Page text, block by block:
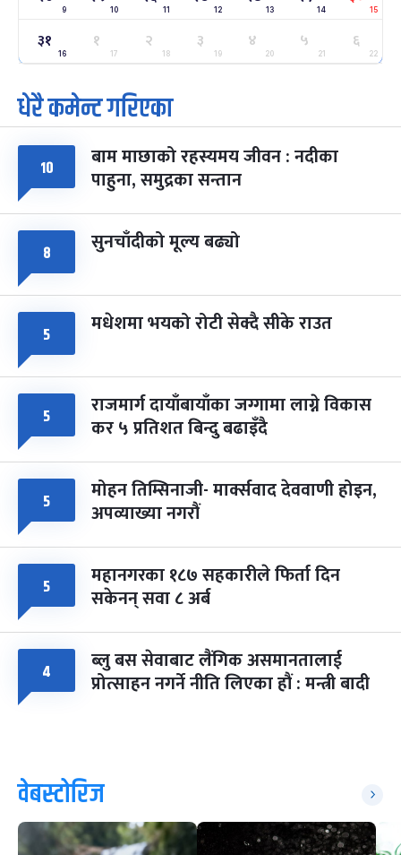
२५
मंगल
ग्याल्पो ल्होसार
फाल्गुन २५, २०८३ Mar 9, 2027
७ महिना बाँकी
७
आइत
पूर्णिमा व्रत
चैत्र ७, २०८३-Mar 21, 2027
८ फागुपूर्णिमा
चैत्र ८, २०८३-Mar 22, 2027
७ महिना बाँकी
9 10 11 12 13 14 15
३१
16
१
17
२
18
३
19
४
20
५
21
६
22
धेरै कमेन्ट गरिएका
१० बाम माछाको रहस्यमय जीवन : नदीका
पाहुना, समुद्रका सन्तान
८ सुनचाँदीको मूल्य बढ्यो
५ मधेशमा भयको रोटी सेक्दै सीके राउत
५ राजमार्ग दायाँबायाँका जग्गामा लाग्ने विकास
कर ५ प्रतिशत बिन्दु बढाइँदै
५ मोहन तिम्सिनाजी- मार्क्सवाद देववाणी होइन,
अपव्याख्या नगरौं
५ महानगरका १८७ सहकारीले फिर्ता दिन
सकेनन् सवा ८ अर्ब
४ ब्लु बस सेवाबाट लैंगिक असमानतालाई
प्रोत्साहन नगर्ने नीति लिएका हौं : मन्त्री बादी
वेबस्टोरिज